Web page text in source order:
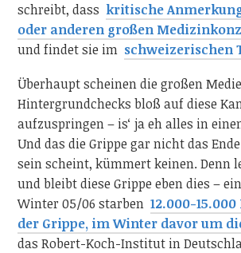
schreibt, dass kritische
oder anderen großen
und findet sie im schweizerischen
Überhaupt scheinen die großen
Hintergrundchecks bloß auf diese
aufzuspringen – is‘ ja eh alles in
Und das die Grippe gar nicht das
sein scheint, kümmert keinen. Denn
und bleibt diese Grippe eben dies –
Winter 05/06 starben 12.000-
der Grippe, im Winter davor um
das Robert-Koch-Institut in